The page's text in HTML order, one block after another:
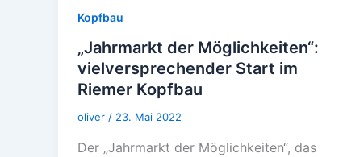
Kopfbau
„Jahrmarkt der Möglichkeiten“:
vielversprechender Start im
Riemer Kopfbau
oliver / 23. Mai 2022
Der „Jahrmarkt der Möglichkeiten“, das